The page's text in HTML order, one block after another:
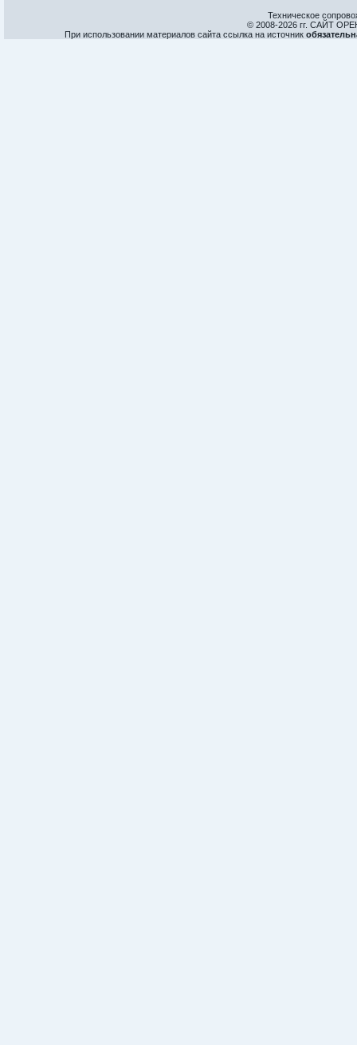
Техническое
© 2008-2026 гг. САЙТ
При использовании материалов сайта ссылка на источник